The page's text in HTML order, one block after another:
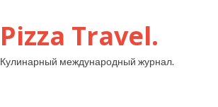
Pizza Travel.
Кулинарный международный журнал.